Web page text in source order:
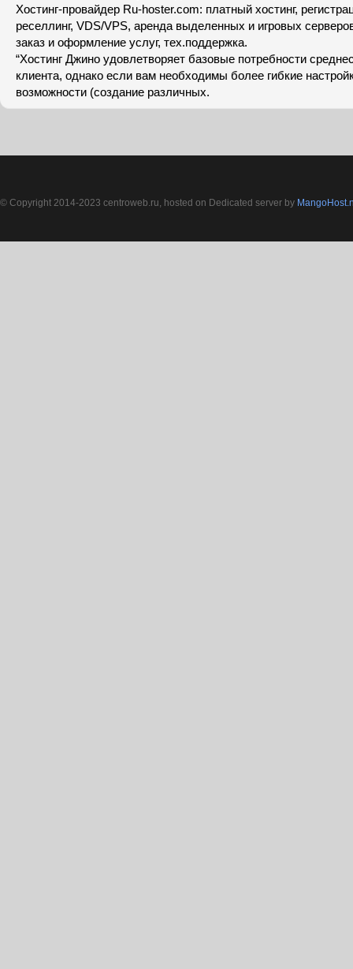
Хостинг-провайдер Ru-hoster.com: платный хостинг,
реселлинг, VDS/VPS, аренда выделенных и игровых
заказ и оформление услуг, тех.поддержка.
“Хостинг Джино удовлетворяет базовые потребности
клиента, однако если вам необходимы более гибкие
возможности (создание различных.
© Copyright 2014-2023 centroweb.ru, hosted on Dedicated server by